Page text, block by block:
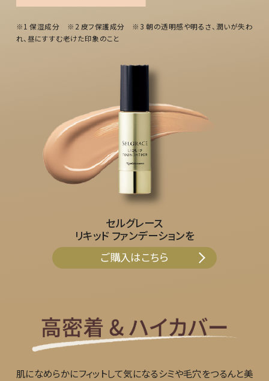
※1 保湿成分 ※2 皮フ保護成分 ※3 朝の透明感や明るさ、潤いが失わ
れ、昼にすすむ老けた印象のこと
セルグレース
リキッド ファンデーションを
ご購入はこちら
肌になめらかにフィットして気になるシミや毛穴をつるんと美